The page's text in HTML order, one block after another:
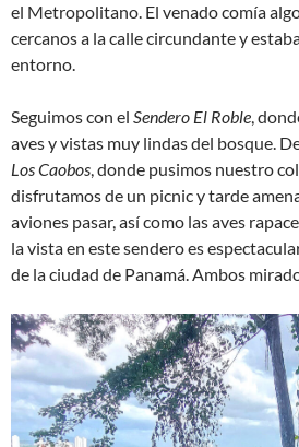
el Metropolitano. El venado comía
cercanos a la calle circundante y
entorno.
Seguimos con el Sendero El Roble,
aves y vistas muy lindas del bosque.
Los Caobos, donde pusimos nuestro
disfrutamos de un picnic y tarde
aviones pasar, así­ como las aves
la vista en este sendero es
de la ciudad de Panamá. Ambos